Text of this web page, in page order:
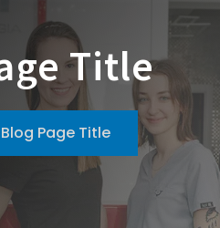
Title
Blog Page Title